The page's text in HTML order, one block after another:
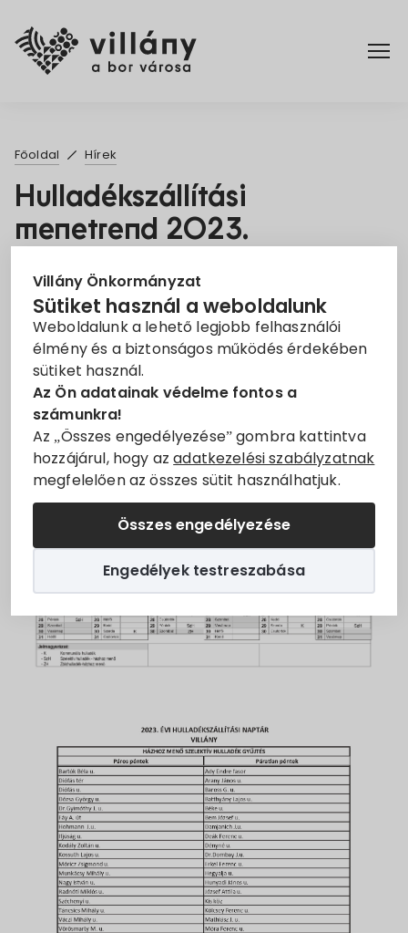
Villány Önkormányzat
Sütiket használ a weboldalunk
Weboldalunk a lehető legjobb felhasználói
élmény és a biztonságos működés érdekében
sütiket használ.
Az Ön adatainak védelme fontos a
számunkra!
Az „Összes engedélyezése” gombra kattintva
hozzájárul, hogy azadatkezelési szabályzatnak
megfelelően az összes sütit használhatjuk.
Összes engedélyezése
Engedélyek testreszabása
Elérhetőségek
Hírek
Rendelettár
Pályázatok
Dokumentumok
Állásajánlatok
Szolgáltatók
Turizmus
Választási információk
Választási szervek
2024. évi általános
Főoldal Hírek
Hulladékszállítási
menetrend 2023.
Hulladékszállítás
Kedves Villányiak!
Tájékoztatásul a II. félévre vonatkozó
hulladékszállítási menetrend.